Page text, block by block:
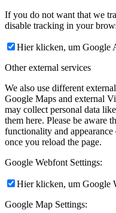
If you do not want that we
disable tracking in your
Hier klicken, um Google
Other external services
We also use different
Google Maps and external
may collect personal data
them here. Please be aware
functionality and
once you reload the page.
Google Webfont Settings:
Hier klicken, um Google
Google Map Settings: